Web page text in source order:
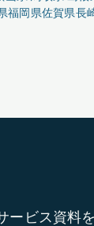
福岡県佐賀県長
ービス資料